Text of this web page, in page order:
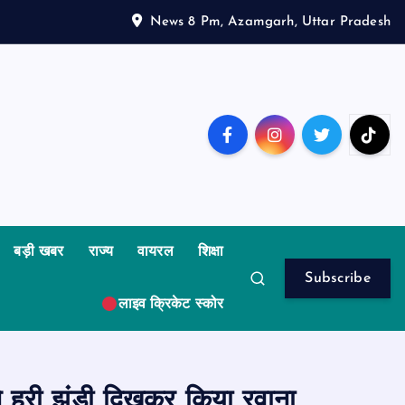
News 8 Pm, Azamgarh, Uttar Pradesh
बड़ी खबर राज्य वायरल शिक्षा
लाइव क्रिकेट स्कोर
Subscribe